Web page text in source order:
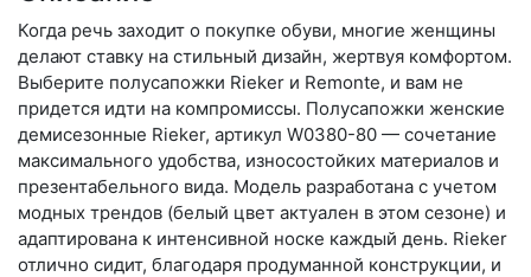
Когда речь заходит о покупке обуви, многие женщины
делают ставку на стильный дизайн, жертвуя комфортом.
Выберите по­луса­пож­ки Rieker и Remonte, и вам не
придется идти на компромиссы. Полусапожки женские
демисезонные Rieker, артикул W0380-80 — сочетание
максимального удобства, износостойких материалов и
презентабельного вида. Модель разработана с учетом
модных трендов (бе­лый цвет актуален в этом сезоне) и
адаптирована к интенсивной носке каждый день. Ri­eker
отлично сидит, благодаря продуманной конструкции, и